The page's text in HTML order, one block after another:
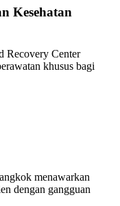
Kesehatan
Recovery Center
khusus bagi
menawarkan
dengan gangguan